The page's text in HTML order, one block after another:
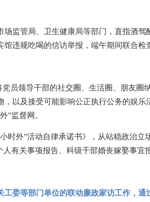
管局、卫生健康局等部门，直指酒驾
违规吃喝的信访举报，端午期间联合检
领导干部的社交圈、生活圈、朋友圈纳
以及接受可能影响公正执行公务的娱
”监督网。
外”活动自律承诺书》，从站稳政治立
有关事项报告、科级干部婚丧嫁娶事宜
委等部门单位的联动廉政家访工作，